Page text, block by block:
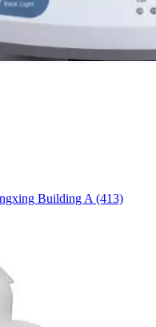
Building A (413)